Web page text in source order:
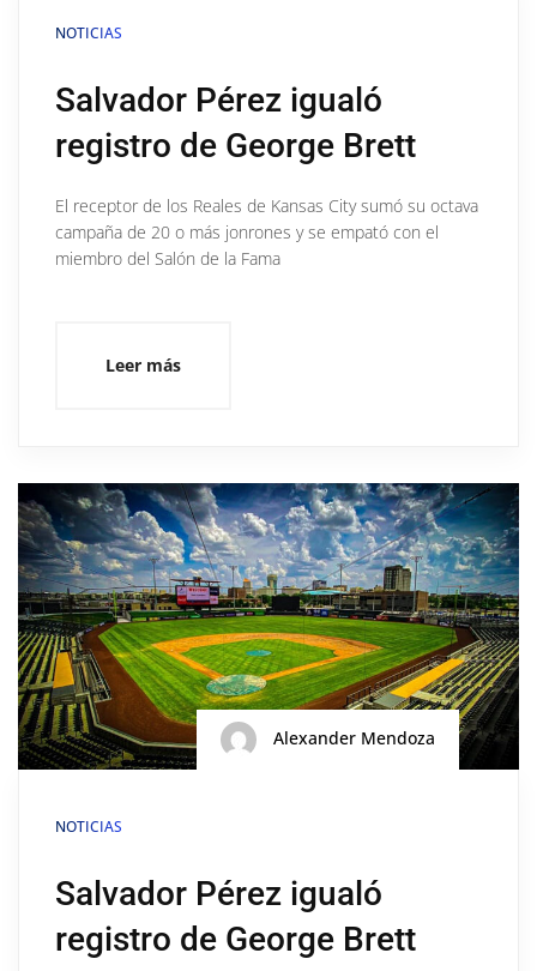
NOTICIAS
Salvador Pérez igualó
registro de George Brett
El receptor de los Reales de Kansas City sumó su octava
campaña de 20 o más jonrones y se empató con el
miembro del Salón de la Fama
Leer más
Alexander Mendoza
NOTICIAS
Salvador Pérez igualó
registro de George Brett